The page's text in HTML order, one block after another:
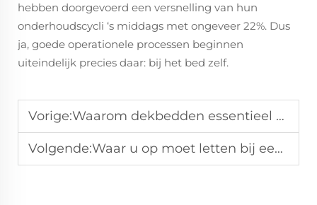
hebben doorgevoerd een versnelling van hun
onderhoudscycli ‘s middags met ongeveer 22%. Dus
ja, goede operationele processen beginnen
uiteindelijk precies daar: bij het bed zelf.
Vorige:Waarom dekbedden essentieel zijn voor elke slaapkamer
Volgende:Waar u op moet letten bij een kwalitatief hoogwaardige matrastopper